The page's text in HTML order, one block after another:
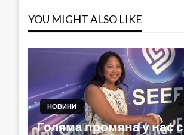
YOU MIGHT ALSO LIKE
НОВИНИ
Голяма промяна у нас с